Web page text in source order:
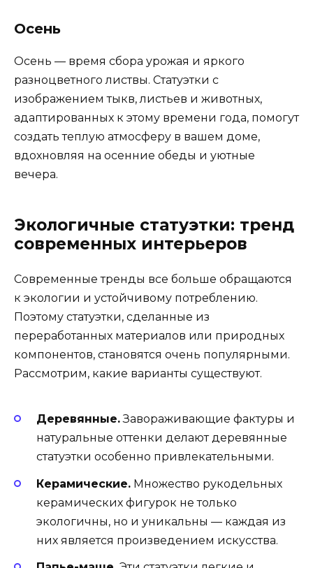
Осень
Осень — время сбора урожая и яркого
разноцветного листвы. Статуэтки с
изображением тыкв, листьев и животных,
адаптированных к этому времени года, помогут
создать теплую атмосферу в вашем доме,
вдохновляя на осенние обеды и уютные
вечера.
Экологичные статуэтки: тренд
современных интерьеров
Современные тренды все больше обращаются
к экологии и устойчивому потреблению.
Поэтому статуэтки, сделанные из
переработанных материалов или природных
компонентов, становятся очень популярными.
Рассмотрим, какие варианты существуют.
Деревянные.Завораживающие фактуры и
натуральные оттенки делают деревянные
статуэтки особенно привлекательными.
Керамические. Множество рукодельных
керамических фигурок не только
экологичны, но и уникальны — каждая из
них является произведением искусства.